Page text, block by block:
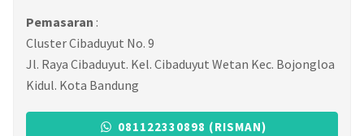
Pemasaran :
Cluster Cibaduyut No. 9
Jl. Raya Cibaduyut. Kel. Cibaduyut Wetan Kec. Bojongloa
Kidul. Kota Bandung
081122330898 (RISMAN)